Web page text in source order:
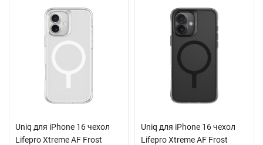
Uniq для iPhone 16 чехол
Lifepro Xtreme AF Frost
Uniq для iPhone 16 чехол
Lifepro Xtreme AF Frost